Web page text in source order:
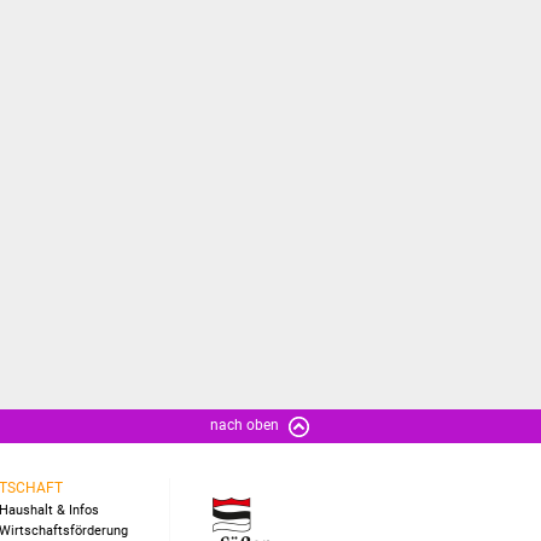
nach oben
Haushalt & Infos
Wirtschaftsförderung